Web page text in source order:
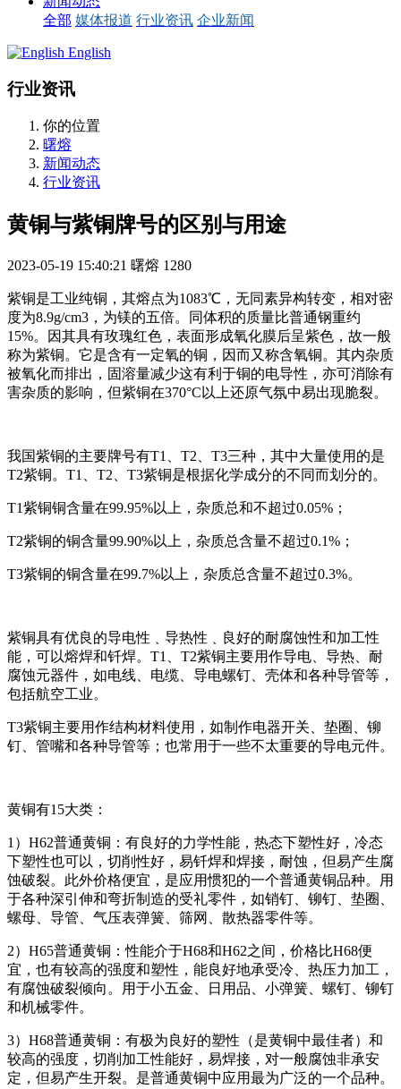
全部 媒体报道 行业资讯 企业新闻
English
行业资讯
你的位置
曙熔
新闻动态
行业资讯
黄铜与紫铜牌号的区别与用途
2023-05-19 15:40:21 曙熔 1280
紫铜是工业纯铜，其熔点为1083℃，无同素异构转变，相对密
度为8.9g/cm3，为镁的五倍。同体积的质量比普通钢重约
15%。因其具有玫瑰红色，表面形成氧化膜后呈紫色，故一般
称为紫铜。它是含有一定氧的铜，因而又称含氧铜。其内杂质
被氧化而排出，固溶量减少这有利于铜的电导性，亦可消除有
害杂质的影响，但紫铜在370°C以上还原气氛中易出现脆裂。
我国紫铜的主要牌号有T1、T2、T3三种，其中大量使用的是
T2紫铜。T1、T2、T3紫铜是根据化学成分的不同而划分的。
T1紫铜铜含量在99.95%以上，杂质总和不超过0.05%；
T2紫铜的铜含量99.90%以上，杂质总含量不超过0.1%；
T3紫铜的铜含量在99.7%以上，杂质总含量不超过0.3%。
紫铜具有优良的导电性﹑导热性﹑良好的耐腐蚀性和加工性
能，可以熔焊和钎焊。T1、T2紫铜主要用作导电、导热、耐
腐蚀元器件，如电线、电缆、导电螺钉、壳体和各种导管等，
包括航空工业。
T3紫铜主要用作结构材料使用，如制作电器开关、垫圈、铆
钉、管嘴和各种导管等；也常用于一些不太重要的导电元件。
黄铜有15大类：
1）H62普通黄铜：有良好的力学性能，热态下塑性好，冷态
下塑性也可以，切削性好，易钎焊和焊接，耐蚀，但易产生腐
蚀破裂。此外价格便宜，是应用惯犯的一个普通黄铜品种。用
于各种深引伸和弯折制造的受礼零件，如销钉、铆钉、垫圈、
螺母、导管、气压表弹簧、筛网、散热器零件等。
2）H65普通黄铜：性能介于H68和H62之间，价格比H68便
宜，也有较高的强度和塑性，能良好地承受冷、热压力加工，
有腐蚀破裂倾向。用于小五金、日用品、小弹簧、螺钉、铆钉
和机械零件。
3）H68普通黄铜：有极为良好的塑性（是黄铜中最佳者）和
较高的强度，切削加工性能好，易焊接，对一般腐蚀非承安
定，但易产生开裂。是普通黄铜中应用最为广泛的一个品种。